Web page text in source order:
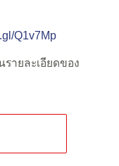
Q1v7Mp
ายละเอียดของ